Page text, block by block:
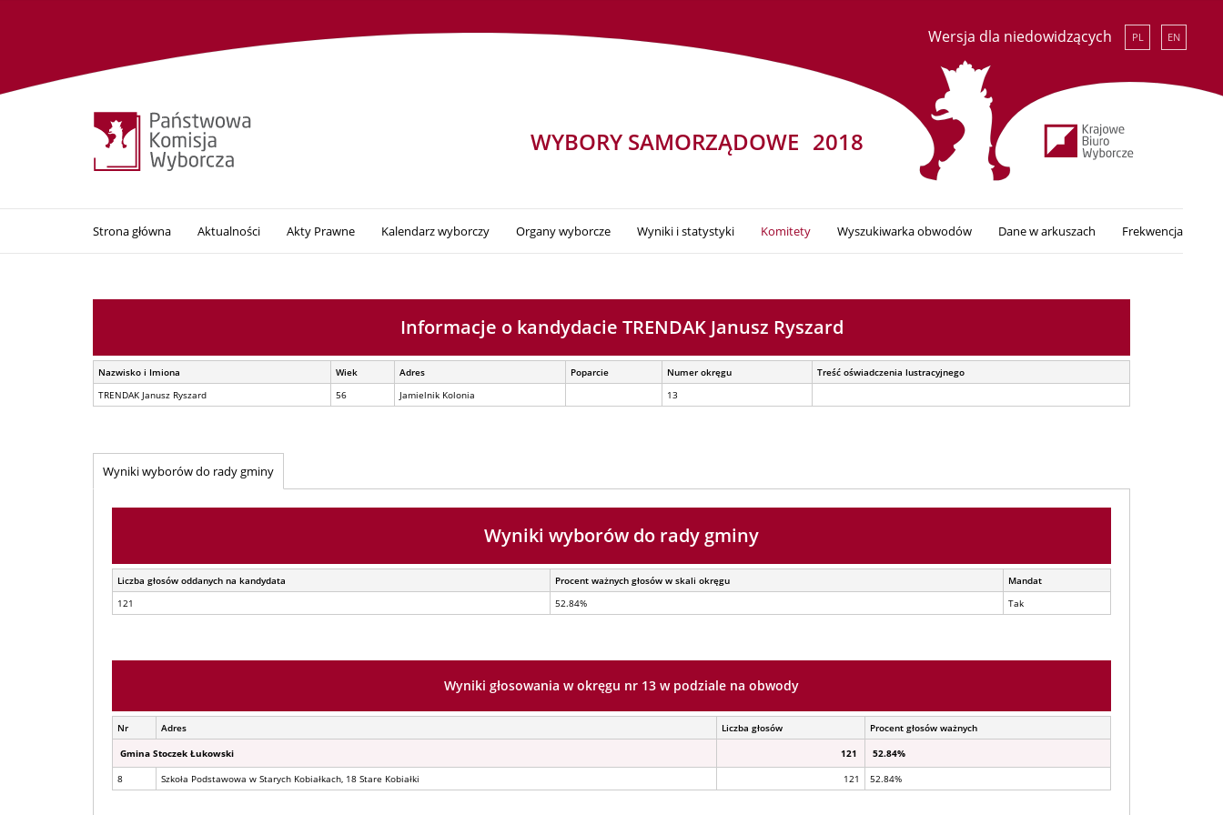
Wersja dla niedowidzących PL EN
WYBORY SAMORZĄDOWE 2018
Strona główna Aktualności Akty Prawne Kalendarz wyborczy Organy wyborcze Wyniki i statystyki Komitety Wyszukiwarka obwodów Dane w arkuszach Frekwencja
Informacje o kandydacie TRENDAK Janusz Ryszard
Nazwisko i Imiona Wiek Adres Poparcie Numer okręgu
Treść oświadczenia lustracyjnego
TRENDAK Janusz Ryszard
56 Jamielnik Kolonia 13
Wyniki wyborów do rady gminy
Wyniki wyborów do rady gminy
Liczba głosów oddanych na kandydata Procent ważnych głosów w skali okręgu
Mandat
121
52.84% Tak
Wyniki głosowania w okręgu nr 13 w podziale na obwody
Nr Adres Liczba głosów
Procent głosów ważnych
Gmina Stoczek Łukowski
121
52.84%
8
Szkoła Podstawowa w Starych Kobiałkach, 18 Stare Kobiałki 121 52.84%